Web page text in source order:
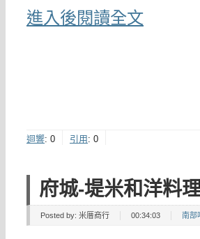
進入後閱讀全文
迴響: 0 引用 : 0
府城-堤米和洋料
Posted by: 米厝商行 00:34:03 南部